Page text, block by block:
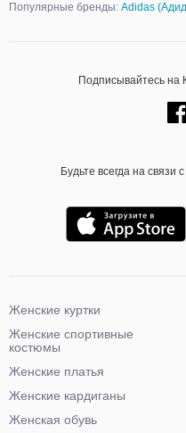
Популярные бренды: Adidas
Подписывайтесь на
Будьте всегда на
Женские куртки
Женские спортивные
костюмы
Женские платья
Женские кардиганы
Женская обувь